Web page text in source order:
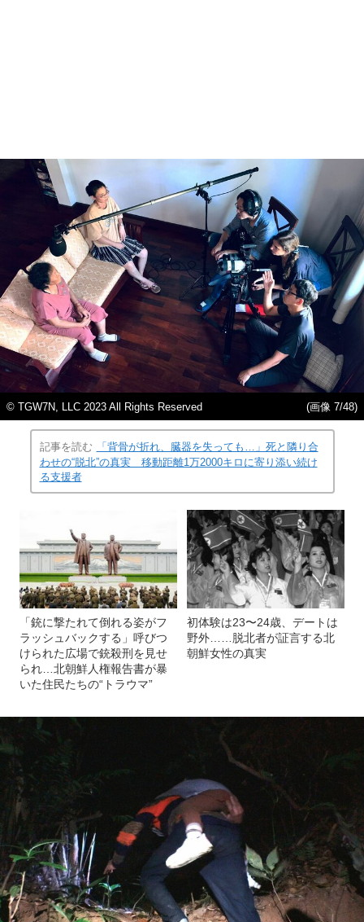
© TGW7N, LLC 2023 All Rights Reserved (画像 7/48)
記事を読む
「背骨が折れ、臓器を失っても…」死と隣り合
わせの“脱北”の真実 移動距離1万2000キロに寄り添い続け
る支援者
「銃に撃たれて倒れる姿がフ
ラッシュバックする」呼びつ
けられた広場で銃殺刑を見せ
られ…北朝鮮人権報告書が暴
いた住民たちの“トラウマ”
初体験は23〜24歳、デートは
野外……脱北者が証言する北
朝鮮女性の真実